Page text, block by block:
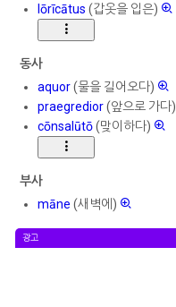
lōrīcātus (갑옷을 입은)
동사
aquor(물을 길어오다)
praegredior(앞으로 가다)
cōnsalūtō(맞이하다)
부사
māne (새벽에)
광고